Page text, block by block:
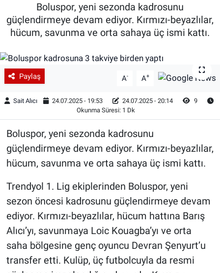
Boluspor, yeni sezonda kadrosunu
güçlendirmeye devam ediyor. Kırmızı-beyazlılar,
hücum, savunma ve orta sahaya üç ismi kattı.
Paylaş A- A+
Sait Alıcı 24.07.2025 - 19:53 24.07.2025 - 20:14
9
Okunma Süresi: 1 Dk
Boluspor, yeni sezonda kadrosunu
güçlendirmeye devam ediyor. Kırmızı-beyazlılar,
hücum, savunma ve orta sahaya üç ismi kattı.
Trendyol 1. Lig ekiplerinden Boluspor, yeni
sezon öncesi kadrosunu güçlendirmeye devam
ediyor. Kırmızı-beyazlılar, hücum hattına Barış
Alıcı’yı, savunmaya Loic Kouagba’yı ve orta
saha bölgesine genç oyuncu Devran Şenyurt’u
transfer etti. Kulüp, üç futbolcuyla da resmi